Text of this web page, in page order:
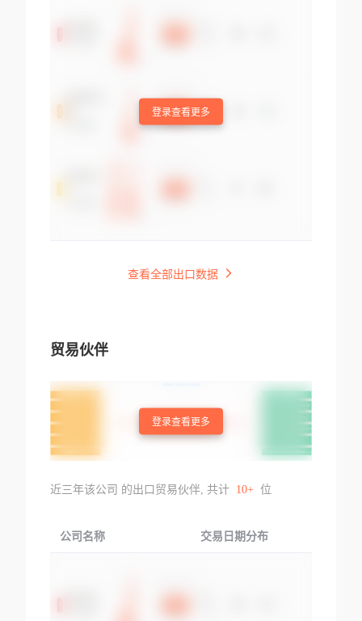
登录查看更多
查看全部出口数据
贸易伙伴
登录查看更多
近三年该公司 的出口贸易伙伴, 共计 10+ 位
公司名称 交易日期分布